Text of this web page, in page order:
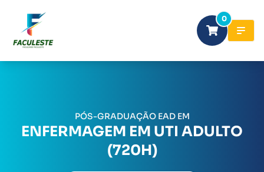
0
PÓS-GRADUAÇÃO EAD EM
ENFERMAGEM EM UTI ADULTO
(720H)